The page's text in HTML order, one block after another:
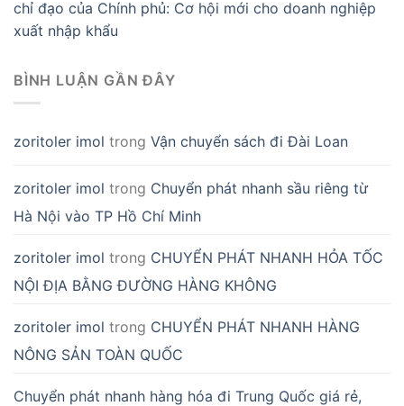
chỉ đạo của Chính phủ: Cơ hội mới cho doanh nghiệp
xuất nhập khẩu
BÌNH LUẬN GẦN ĐÂY
zoritoler imol trong Vận chuyển sách đi Đài Loan
zoritoler imol trong Chuyển phát nhanh sầu riêng từ
Hà Nội vào TP Hồ Chí Minh
zoritoler imol trong CHUYỂN PHÁT NHANH HỎA TỐC
NỘI ĐỊA BẰNG ĐƯỜNG HÀNG KHÔNG
zoritoler imol trong CHUYỂN PHÁT NHANH HÀNG
NÔNG SẢN TOÀN QUỐC
Chuyển phát nhanh hàng hóa đi Trung Quốc giá rẻ,